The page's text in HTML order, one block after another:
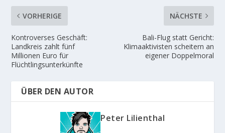
VORHERIGE
Kontroverses Geschäft:
Landkreis zahlt fünf
Millionen Euro für
Flüchtlingsunterkünfte
NÄCHSTE
Bali-Flug statt Gericht:
Klimaaktivisten scheitern an
eigener Doppelmoral
ÜBER DEN AUTOR
Peter Lilienthal